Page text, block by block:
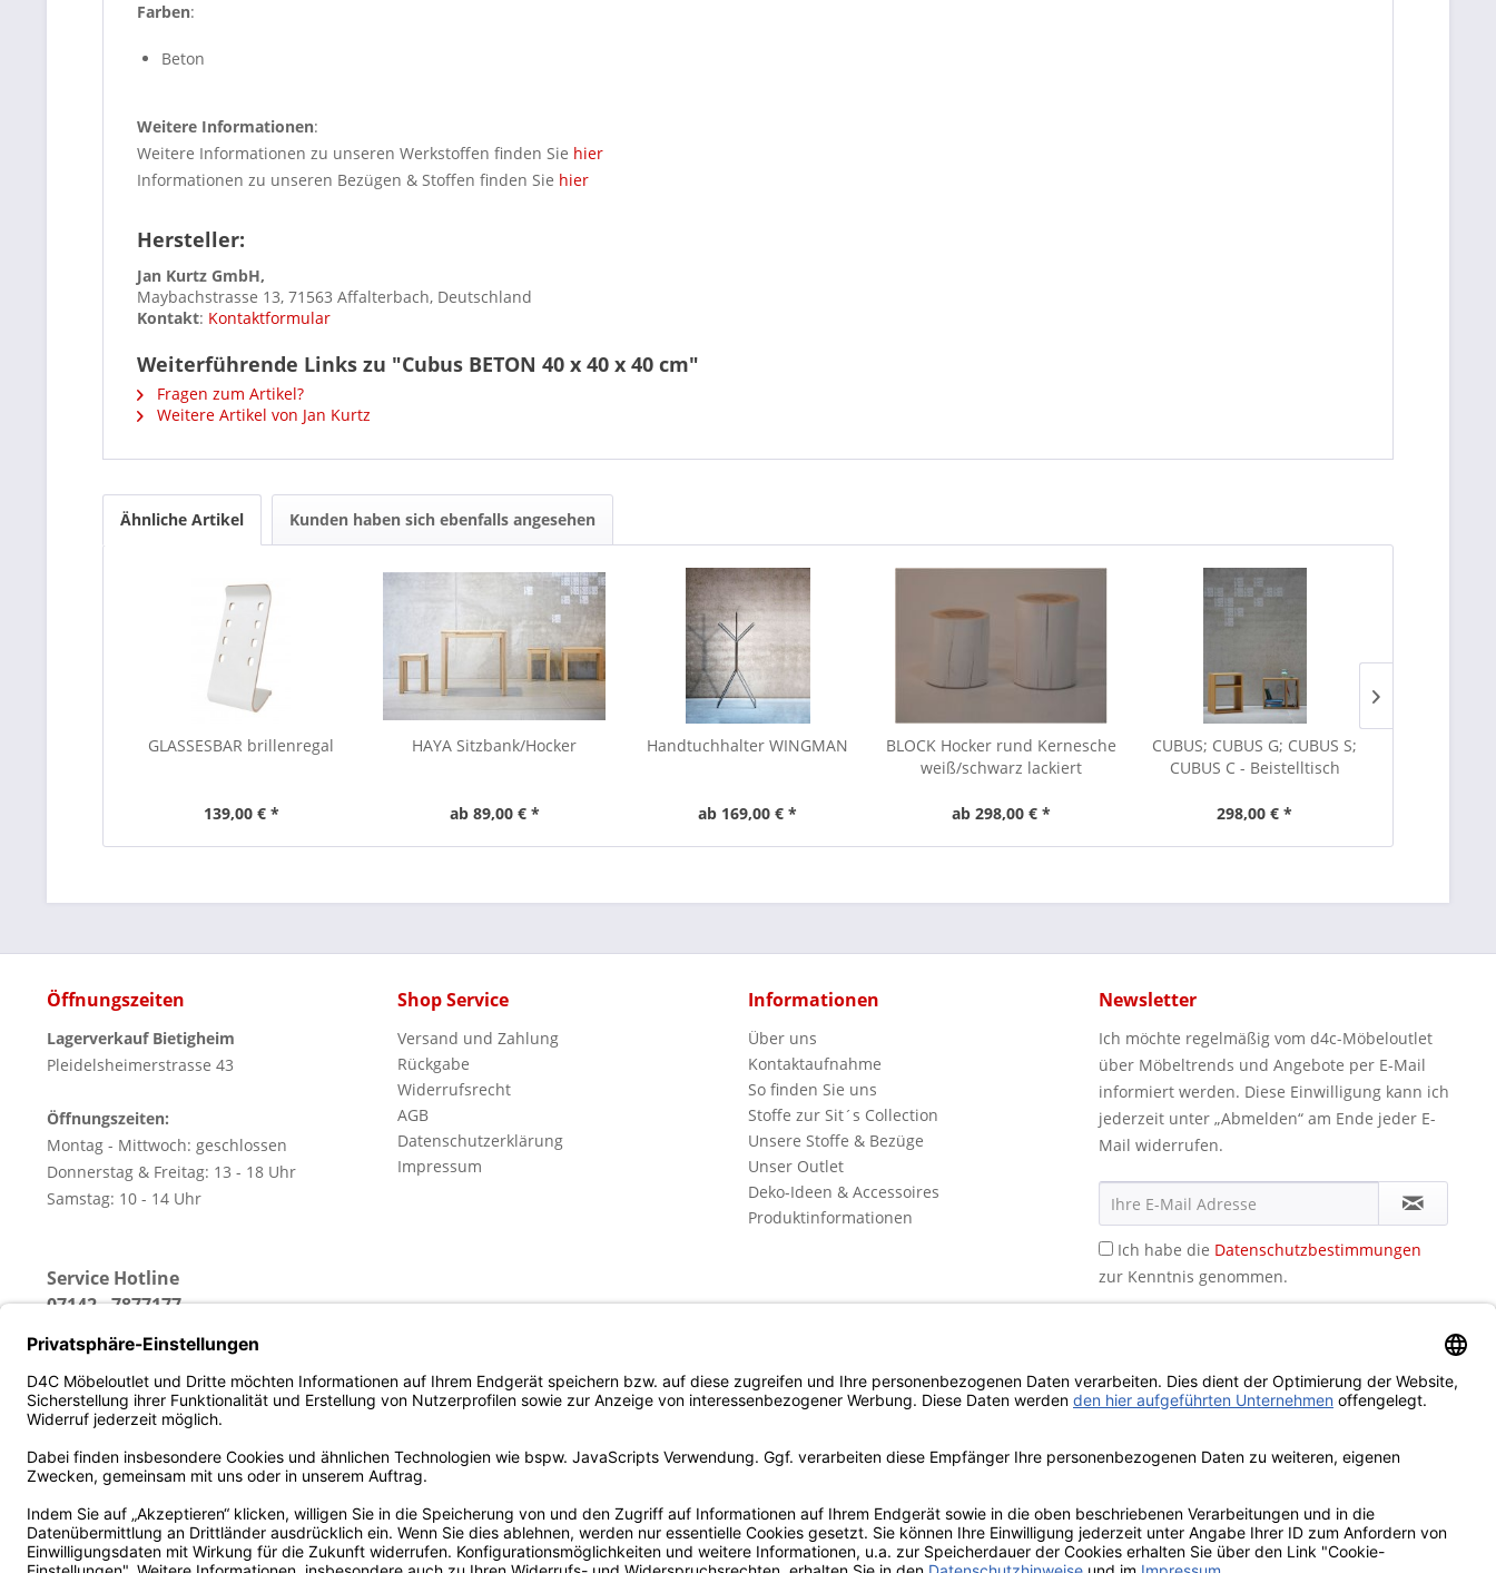
Farben:
Beton
Weitere Informationen:
Weitere Informationen zu unseren Werkstoffen finden Sie hier
Informationen zu unseren Bezügen & Stoffen finden Sie hier
Hersteller:
Jan Kurtz GmbH,
Maybachstrasse 13, 71563 Affalterbach, Deutschland
Kontakt: Kontaktformular
Weiterführende Links zu "Cubus BETON 40 x 40 x 40 cm"
Fragen zum Artikel?
Weitere Artikel von Jan Kurtz
Ähnliche Artikel Kunden haben sich ebenfalls angesehen
GLASSESBAR brillenregal
139,00 € *
HAYA Sitzbank/Hocker
ab 89,00 € *
Handtuchhalter WINGMAN
ab 169,00 € *
BLOCK Hocker rund Kernesche
weiß/schwarz lackiert
ab 298,00 € *
CUBUS; CUBUS G; CUBUS S;
CUBUS C - Beistelltisch
298,00 € *
Öffnungszeiten
Lagerverkauf Bietigheim
Pleidelsheimerstrasse 43
Öffnungszeiten:
Montag - Mittwoch: geschlossen
Donnerstag & Freitag: 13 - 18 Uhr
Samstag: 10 - 14 Uhr
Service Hotline
07142 - 7877177
(Erreichbar: Montag - Freitag von 13 - 18 Uhr)
Shop Service
Versand und Zahlung
Rückgabe
Widerrufsrecht
AGB
Datenschutzerklärung
Impressum
Informationen
Über uns
Kontaktaufnahme
So finden Sie uns
Stoffe zur Sit´s Collection
Unsere Stoffe & Bezüge
Unser Outlet
Deko-Ideen & Accessoires
Produktinformationen
Newsletter
Ich möchte regelmäßig vom d4c-Möbeloutlet
über Möbeltrends und Angebote per E-Mail
informiert werden. Diese Einwilligung kann ich
jederzeit unter „Abmelden“ am Ende jeder E-
Mail widerrufen.
Ich habe die Datenschutzbestimmungen
zur Kenntnis genommen.
* Alle Preise inkl. gesetzl. Mehrwertsteuer zzgl. evtl.Versandkosten und ggf. Nachnahmegebühren, wenn nicht anders beschrieben